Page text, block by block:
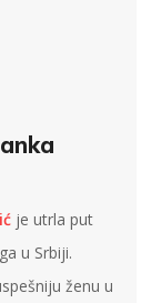
je utrla put
u Srbiji.
ženu u